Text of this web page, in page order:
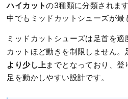
ハイカットの3種類に分類されま
中でもミッドカットシューズが最
ミッドカットシューズは足首を
カットほど動きを制限しません。
より少し上 までとなっており、
足を動かしやすい設計です。